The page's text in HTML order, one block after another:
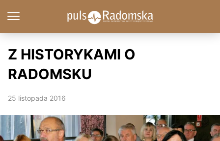
Z HISTORYKAMI O
RADOMSKU
25 listopada 2016